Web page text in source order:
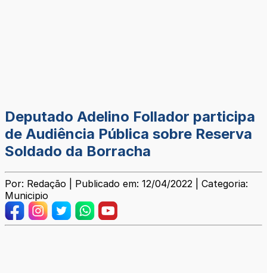
Deputado Adelino Follador participa
de Audiência Pública sobre Reserva
Soldado da Borracha
Por: Redação | Publicado em: 12/04/2022 | Categoria:
Municipio